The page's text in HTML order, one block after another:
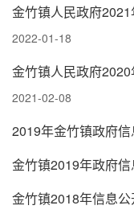
金竹镇人民政府
2022-01-18
金竹镇人民政府
2021-02-08
2019年金竹镇政府
金竹镇2019年政府
金竹镇2018年信息公